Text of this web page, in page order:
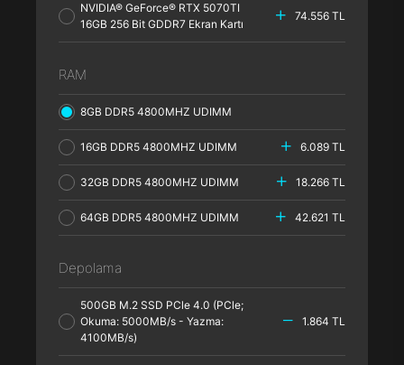
NVIDIA® GeForce® RTX 5070TI
16GB 256 Bit GDDR7 Ekran Kartı
74.556 TL
RAM
8GB DDR5 4800MHZ UDIMM
16GB DDR5 4800MHZ UDIMM 6.089 TL
32GB DDR5 4800MHZ UDIMM 18.266 TL
64GB DDR5 4800MHZ UDIMM 42.621 TL
Depolama
500GB M.2 SSD PCle 4.0 (PCle;
Okuma: 5000MB/s - Yazma:
4100MB/s)
1.864 TL